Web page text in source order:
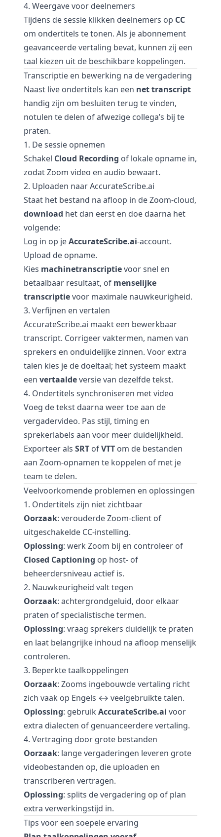
4. Weergave voor deelnemers
Tijdens de sessie klikken deelnemers op CC
om ondertitels te tonen. Als je abonnement
geavanceerde vertaling bevat, kunnen zij een
taal kiezen uit de beschikbare koppelingen.
Transcriptie en bewerking na de vergadering
Naast live ondertitels kan een net transcript
handig zijn om besluiten terug te vinden,
notulen te delen of afwezige collega’s bij te
praten.
1. De sessie opnemen
Schakel Cloud Recording of lokale opname in,
zodat Zoom video en audio bewaart.
2. Uploaden naar AccurateScribe.ai
Staat het bestand na afloop in de Zoom-cloud,
download het dan eerst en doe daarna het
volgende:
Log in op jeAccurateScribe.ai-account.
Upload de opname.
Kies machinetranscriptievoor snel en
betaalbaar resultaat, of menselijke
transcriptievoor maximale nauwkeurigheid.
3. Verfijnen en vertalen
AccurateScribe.ai maakt een bewerkbaar
transcript. Corrigeer vaktermen, namen van
sprekers en onduidelijke zinnen. Voor extra
talen kies je de doeltaal; het systeem maakt
een vertaaldeversie van dezelfde tekst.
4. Ondertitels synchroniseren met video
Voeg de tekst daarna weer toe aan de
vergadervideo. Pas stijl, timing en
sprekerlabels aan voor meer duidelijkheid.
Exporteer als SRT ofVTT om de bestanden
aan Zoom-opnamen te koppelen of met je
team te delen.
Veelvoorkomende problemen en oplossingen
1. Ondertitels zijn niet zichtbaar
Oorzaak: verouderde Zoom-client of
uitgeschakelde CC-instelling.
Oplossing: werk Zoom bij en controleer of
Closed Captioning op host- of
beheerdersniveau actief is.
2. Nauwkeurigheid valt tegen
Oorzaak: achtergrondgeluid, door elkaar
praten of specialistische termen.
Oplossing: vraag sprekers duidelijk te praten
en laat belangrijke inhoud na afloop menselijk
controleren.
3. Beperkte taalkoppelingen
Oorzaak: Zooms ingebouwde vertaling richt
zich vaak op Engels ↔ veelgebruikte talen.
Oplossing: gebruik AccurateScribe.ai voor
extra dialecten of genuanceerdere vertaling.
4. Vertraging door grote bestanden
Oorzaak: lange vergaderingen leveren grote
videobestanden op, die uploaden en
transcriberen vertragen.
Oplossing: splits de vergadering op of plan
extra verwerkingstijd in.
Tips voor een soepele ervaring